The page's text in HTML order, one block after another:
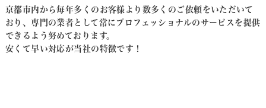
京都市内から毎年多くのお客様より数多くのご依頼をいただいて
おり、専門の業者として常にプロフェッショナルのサービスを提供
できるよう努めております。
安くて早い対応が当社の特徴です！